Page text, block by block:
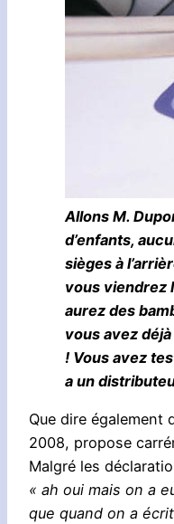
Allons M.
d’enfants,
sièges à
vous viendrez
aurez des
vous avez
! Vous avez
a un
Que dire également
2008, propose
Malgré les
« ah oui mais on a
que quand on a